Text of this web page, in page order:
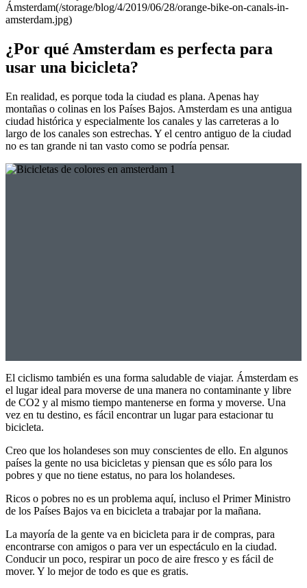
Ámsterdam(/storage/blog/4/2019/06/28/orange-bike-on-canals-in-
amsterdam.jpg)
¿Por qué Amsterdam es perfecta para
usar una bicicleta?
En realidad, es porque toda la ciudad es plana. Apenas hay
montañas o colinas en los Países Bajos. Amsterdam es una antigua
ciudad histórica y especialmente los canales y las carreteras a lo
largo de los canales son estrechas. Y el centro antiguo de la ciudad
no es tan grande ni tan vasto como se podría pensar.
El ciclismo también es una forma saludable de viajar. Ámsterdam es
el lugar ideal para moverse de una manera no contaminante y libre
de CO2 y al mismo tiempo mantenerse en forma y moverse. Una
vez en tu destino, es fácil encontrar un lugar para estacionar tu
bicicleta.
Creo que los holandeses son muy conscientes de ello. En algunos
países la gente no usa bicicletas y piensan que es sólo para los
pobres y que no tiene estatus, no para los holandeses.
Ricos o pobres no es un problema aquí, incluso el Primer Ministro
de los Países Bajos va en bicicleta a trabajar por la mañana.
La mayoría de la gente va en bicicleta para ir de compras, para
encontrarse con amigos o para ver un espectáculo en la ciudad.
Conducir un poco, respirar un poco de aire fresco y es fácil de
mover. Y lo mejor de todo es que es gratis.